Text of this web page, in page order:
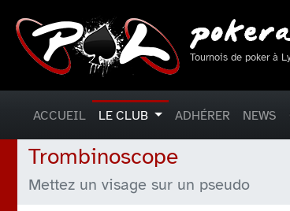
Tournois de poker à
ACCUEIL LE CLUB ADHÉRER NEWS
Trombinoscope
Mettez un visage sur un pseudo